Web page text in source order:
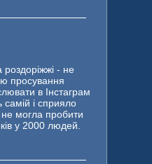
роздоріжжі - не
просування
в Інстаграм
і сприяло
могла пробити
у 2000 людей.